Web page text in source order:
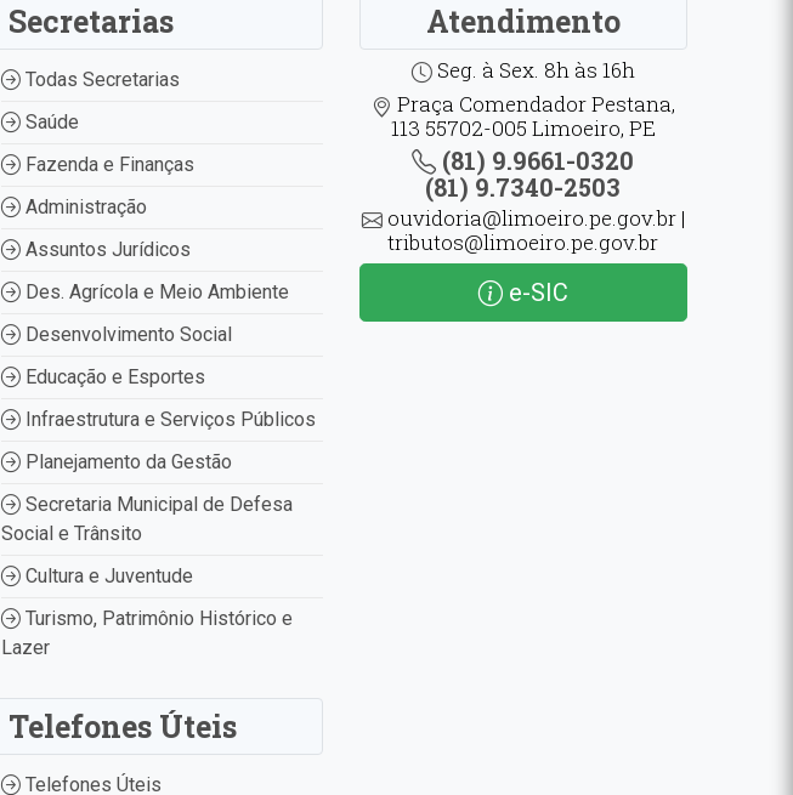
Secretarias
Todas Secretarias
Saúde
Fazenda e Finanças
Administração
Assuntos Jurídicos
Des. Agrícola e Meio Ambiente
Desenvolvimento Social
Educação e Esportes
Infraestrutura e Serviços Públicos
Planejamento da Gestão
Secretaria Municipal de Defesa
Social e Trânsito
Cultura e Juventude
Turismo, Patrimônio Histórico e
Lazer
Telefones Úteis
Telefones Úteis
Atendimento
Seg. à Sex. 8h às 16h
Praça Comendador Pestana,
113 55702-005 Limoeiro, PE
(81) 9.9661-0320
(81) 9.7340-2503
ouvidoria@limoeiro.pe.gov.br |
tributos@limoeiro.pe.gov.br
e-SIC